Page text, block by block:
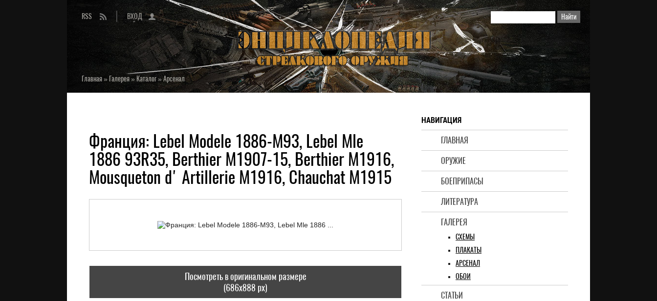
RSS ВХОД
Главная» Галерея»Каталог»Арсенал
НАВИГАЦИЯ
ГЛАВНАЯ
ОРУЖИЕ
БОЕПРИПАСЫ
ЛИТЕРАТУРА
ГАЛЕРЕЯ
СХЕМЫ
ПЛАКАТЫ
АРСЕНАЛ
ОБОИ
СТАТЬИ
Франция: Lebel Modele 1886-M93, Lebel Mle
1886 93R35, Berthier M1907-15, Berthier M1916,
Mousqueton d' Artillerie M1916, Chauchat M1915
Посмотреть в оригинальном размере
(686x888 px)